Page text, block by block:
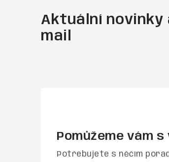
Aktuální novinky
mail
Pomůžeme vám
Potřebujete s něčím